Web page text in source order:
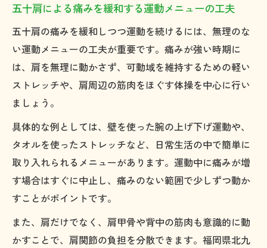
五十肩による痛みを緩和する運動メニューの工夫
五十肩の痛みを緩和しつつ運動を続けるには、無理のな
い運動メニューの工夫が重要です。痛みが強い時期に
は、肩を無理に動かさず、可動域を維持するための軽い
ストレッチや、肩周辺の筋肉をほぐす体操を中心に行い
ましょう。
具体的な例としては、壁を使った腕の上げ下げ運動や、
タオルを使ったストレッチなど、日常生活の中で簡単に
取り入れられるメニューがあります。運動中に痛みが増
す場合はすぐに中止し、痛みのない範囲で少しずつ動か
すことがポイントです。
また、肩だけでなく、肩甲骨や背中の筋肉も意識的に動
かすことで、肩関節の負担を分散できます。福岡県北九